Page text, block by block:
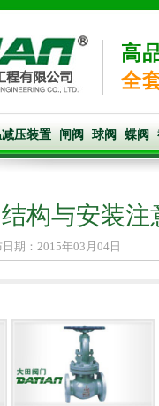
高
全
压装置 闸阀 球阀 蝶阀
构与安装注
日期：2015年03月04日